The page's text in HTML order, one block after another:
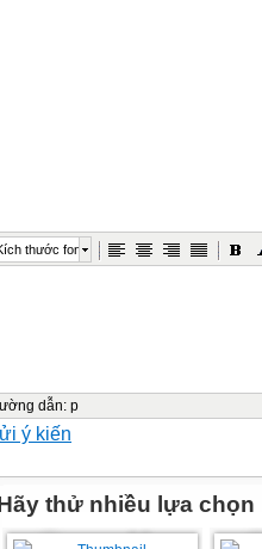
thước font
dẫn: p
ý kiến
thử nhiều lựa chọn